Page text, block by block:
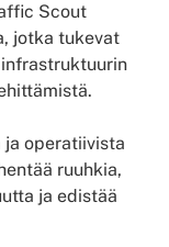
Scout
jotka tukevat
operatiivista
ruuhkia,
ja edistää